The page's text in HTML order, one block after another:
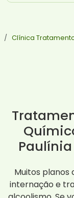
Clínica
Muitos
internação e